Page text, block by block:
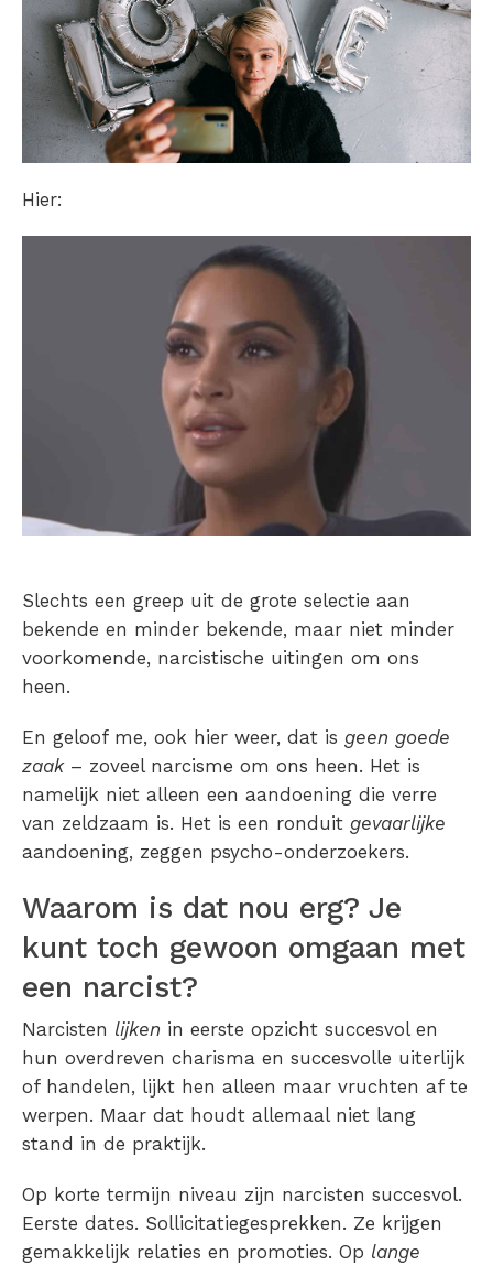
Hier:
Slechts een greep uit de grote selectie aan
bekende en minder bekende, maar niet minder
voorkomende, narcistische uitingen om ons
heen.
En geloof me, ook hier weer, dat is geen goede
zaak – zoveel narcisme om ons heen. Het is
namelijk niet alleen een aandoening die verre
van zeldzaam is. Het is een ronduit gevaarlijke
aandoening, zeggen psycho-onderzoekers.
Waarom is dat nou erg? Je
kunt toch gewoon omgaan met
een narcist?
Narcisten lijken in eerste opzicht succesvol en
hun overdreven charisma en succesvolle uiterlijk
of handelen, lijkt hen alleen maar vruchten af te
werpen. Maar dat houdt allemaal niet lang
stand in de praktijk.
Op korte termijn niveau zijn narcisten succesvol.
Eerste dates. Sollicitatiegesprekken. Ze krijgen
gemakkelijk relaties en promoties. Op lange